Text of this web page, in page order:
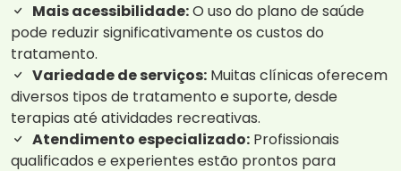
Mais acessibilidade:O uso do plano de saúde
pode reduzir significativamente os custos do
tratamento.
Variedade de serviços: Muitas clínicas oferecem
diversos tipos de tratamento e suporte, desde
terapias até atividades recreativas.
Atendimento especializado: Profissionais
qualificados e experientes estão prontos para